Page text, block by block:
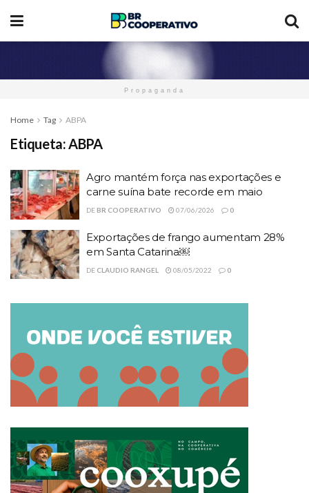
Propaganda
Home Tag ABPA
Etiqueta:ABPA
Agro mantém força nas exportações e
carne suína bate recorde em maio
DE BR COOPERATIVO 07/06/2026 0
Exportações de frango aumentam 28%
em Santa Catarina￼
DE CLAUDIO RANGEL 08/05/2022 0